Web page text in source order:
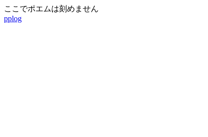
ここでポエムは刻めません
pplog